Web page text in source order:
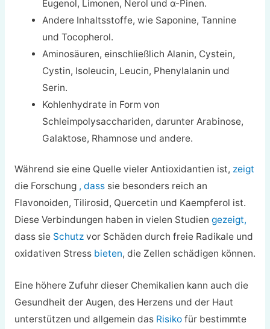
Eugenol, Limonen, Nerol und α-Pinen.
Andere Inhaltsstoffe, wie Saponine, Tannine
und Tocopherol.
Aminosäuren, einschließlich Alanin, Cystein,
Cystin, Isoleucin, Leucin, Phenylalanin und
Serin.
Kohlenhydrate in Form von
Schleimpolysacchariden, darunter Arabinose,
Galaktose, Rhamnose und andere.
Während sie eine Quelle vieler Antioxidantien ist, zeigt
die Forschung , dasssie besonders reich an
Flavonoiden, Tilirosid, Quercetin und Kaempferol ist.
Diese Verbindungen haben in vielen Studien gezeigt,
dass sie Schutzvor Schäden durch freie Radikale und
oxidativen Stress bieten, die Zellen schädigen können.
Eine höhere Zufuhr dieser Chemikalien kann auch die
Gesundheit der Augen, des Herzens und der Haut
unterstützen und allgemein das Risikofür bestimmte